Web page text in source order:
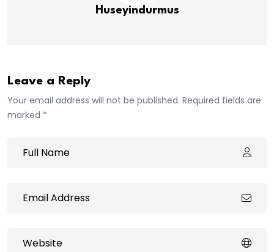
Huseyindurmus
Leave a Reply
Your email address will not be published. Required fields are
marked *